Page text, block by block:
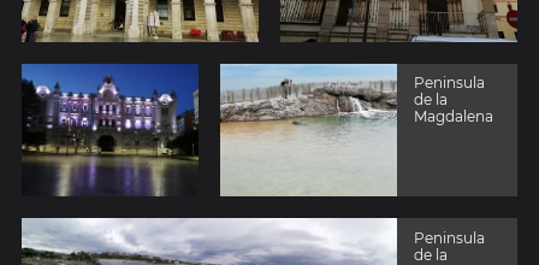
Peninsula
de la
Magdalena
Peninsula
de la